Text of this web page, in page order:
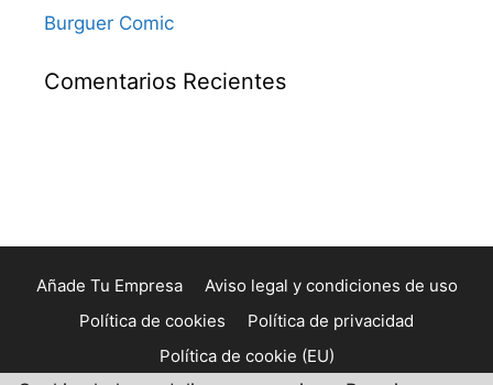
Burguer Comic
Comentarios Recientes
Añade Tu Empresa
Aviso legal y condiciones de uso
Política de cookies
Política de privacidad
Política de cookie (EU)